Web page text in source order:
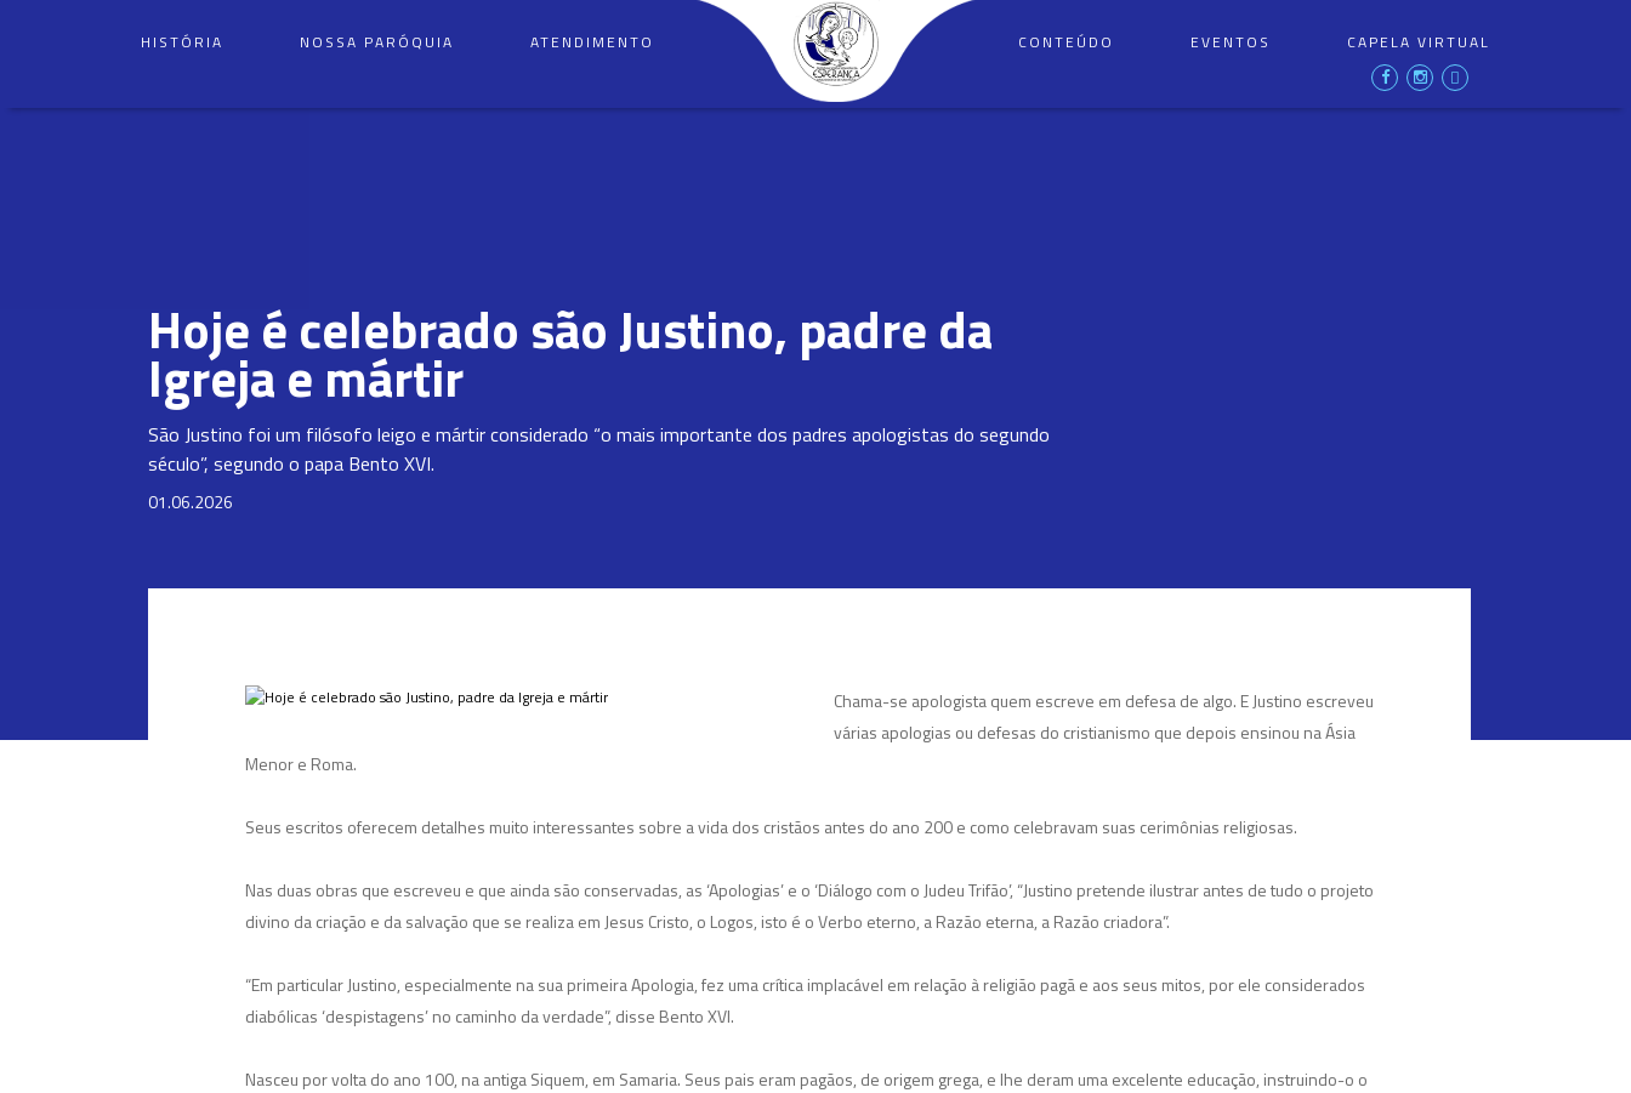
HISTÓRIA NOSSA PARÓQUIA ATENDIMENTO CONTEÚDO EVENTOS CAPELA VIRTUAL
Hoje é celebrado são Justino, padre da
Igreja e mártir
São Justino foi um filósofo leigo e mártir considerado “o mais importante dos padres apologistas do segundo
século”, segundo o papa Bento XVI.
01.06.2026
Chama-se apologista quem escreve em defesa de algo. E Justino escreveu
várias apologias ou defesas do cristianismo que depois ensinou na Ásia
Menor e Roma.
Seus escritos oferecem detalhes muito interessantes sobre a vida dos cristãos antes do ano 200 e como celebravam suas cerimônias religiosas.
Nas duas obras que escreveu e que ainda são conservadas, as ‘Apologias’ e o ‘Diálogo com o Judeu Trifão’, “Justino pretende ilustrar antes de tudo o projeto
divino da criação e da salvação que se realiza em Jesus Cristo, o Logos, isto é o Verbo eterno, a Razão eterna, a Razão criadora”.
“Em particular Justino, especialmente na sua primeira Apologia, fez uma crítica implacável em relação à religião pagã e aos seus mitos, por ele considerados
diabólicas ‘despistagens’ no caminho da verdade”, disse Bento XVI.
Nasceu por volta do ano 100, na antiga Siquem, em Samaria. Seus pais eram pagãos, de origem grega, e lhe deram uma excelente educação, instruindo-o o